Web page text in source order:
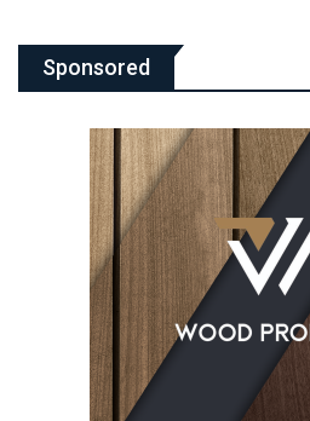
Sponsored